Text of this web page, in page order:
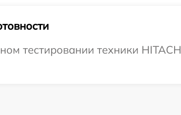
тестировании техники